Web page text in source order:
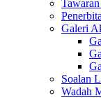
Galeri
Soalan
Wadah